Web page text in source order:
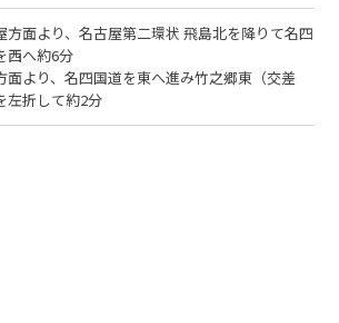
方面より、名古屋第二環状 飛島北を降りて名四
西へ約6分
面より、名四国道を東へ進み竹之郷東（交差
左折して約2分